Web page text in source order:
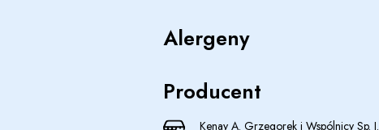
Alergeny
Producent
Kenay A. Grzegorek i Wspólnicy Sp. J.